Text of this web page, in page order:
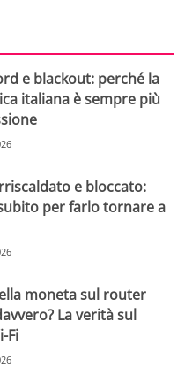
e blackout: perché la
italiana è sempre più
e bloccato:
per farlo tornare a
moneta sul router
La verità sul
Fi